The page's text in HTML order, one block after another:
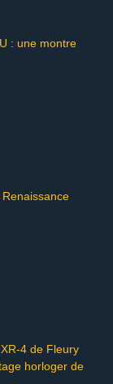
: une montre
4 de Fleury
horloger de